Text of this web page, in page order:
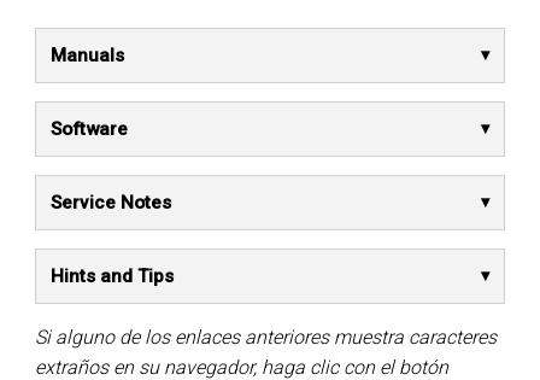
Manuals
Software
Service Notes
Hints and Tips
Si alguno de los enlaces anteriores muestra caracteres
extraños en su navegador, haga clic con el botón